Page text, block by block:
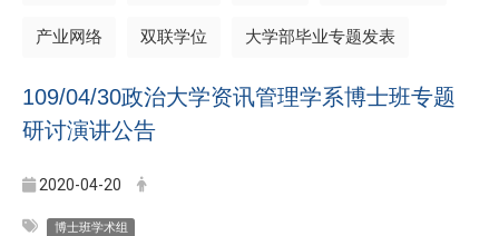
产业网络 双联学位 大学部毕业专题发表
109/04/30政治大学资讯管理学系博士班专题
研讨演讲公告
2020-04-20
博士班学术组